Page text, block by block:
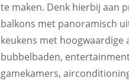
te maken. Denk hierbij aan
balkons met panoramisch
keukens met
bubbelbaden,
gamekamers,